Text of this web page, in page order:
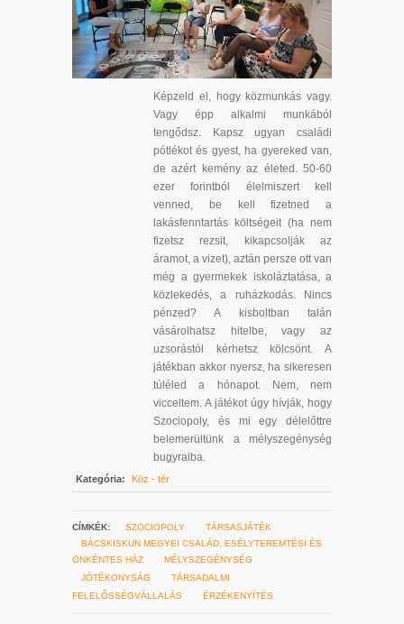
Képzeld el, hogy közmunkás vagy.
Vagy épp alkalmi munkából
tengődsz. Kapsz ugyan családi
pótlékot és gyest, ha gyereked van,
de azért kemény az életed. 50-60
ezer forintból élelmiszert kell
venned, be kell fizetned a
lakásfenntartás költségeit (ha nem
fizetsz rezsit, kikapcsolják az
áramot, a vizet), aztán persze ott van
még a gyermekek iskoláztatása, a
közlekedés, a ruházkodás. Nincs
pénzed? A kisboltban talán
vásárolhatsz hitelbe, vagy az
uzsorástól kérhetsz kölcsönt. A
játékban akkor nyersz, ha sikeresen
túléled a hónapot. Nem, nem
vicceltem. A játékot úgy hívják, hogy
Szociopoly, és mi egy délelőttre
belemerültünk a mélyszegénység
bugyraiba.
Kategória: Köz - tér
CÍMKÉK: SZOCIOPOLY
TÁRSASJÁTÉK
BÁCSKISKUN MEGYEI CSALÁD, ESÉLYTEREMTÉSI ÉS
ÖNKÉNTES HÁZ
MÉLYSZEGÉNYSÉG
JÓTÉKONYSÁG
TÁRSADALMI
FELELŐSSÉGVÁLLALÁS
ÉRZÉKENYÍTÉS